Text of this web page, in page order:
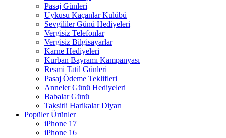
Pasaj Günleri
Uykusu Kaçanlar Kulübü
Sevgililer Günü Hediyeleri
Vergisiz Telefonlar
Vergisiz Bilgisayarlar
Karne Hediyeleri
Kurban Bayramı Kampanyası
Resmi Tatil Günleri
Pasaj Ödeme Teklifleri
Anneler Günü Hediyeleri
Babalar Günü
Taksitli Harikalar Diyarı
Popüler Ürünler
iPhone 17
iPhone 16